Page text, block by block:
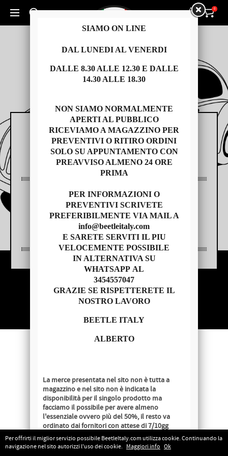
Cerca un prodotto... 0 0
Per offrirti il miglior servizio possibile BeetleItaly.com utilizza cookie. Continuando la
navigazione nel sito autorizzi l'uso dei cookie. Maggiori info Ok
RICAMBI
AUTO USATE
Copyright © 2014 - BEETLE ITALY
P.IVA 04209620279
SIAMO ON LINE
DAL LUNEDI AL VENERDI
DALLE 8.30 ALLE 12.30 E DALLE
14.30 ALLE 18.30
NON SIAMO NORMALMENTE
APERTI AL PUBBLICO
RICEVIAMO A MAGAZZINO PER
PREVENTIVI O RITIRO ORDINI
SOLO SU APPUNTAMENTO CON
PREAVVISO ALMENO 24 ORE
PRIMA
PER INFORMAZIONI O
PREVENTIVI SCRIVETE
PREFERIBILMENTE VIA MAIL A
info@beetleitaly.com
E SARETE SERVITI IL PIU
VELOCEMENTE POSSIBILE
IN ALTERNATIVA SU
WHATSAPP AL
3454557047
GRAZIE SE RISPETTERETE IL
NOSTRO LAVORO
BEETLE ITALY
ALBERTO
La merce presentata nel sito non è tutta a
magazzino e nel sito non è indicata la
disponibilità per il singolo prodotto ma
facciamo il possibile per avere almeno
l'essenziale ovvero più del 50%, il resto va
ordinato dai fornitori con attese di 7/10gg
lavorativi salvo disponibilità al momento
dell'ordine.